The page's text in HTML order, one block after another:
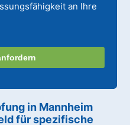
an Ihre
in Mannheim
für spezifische